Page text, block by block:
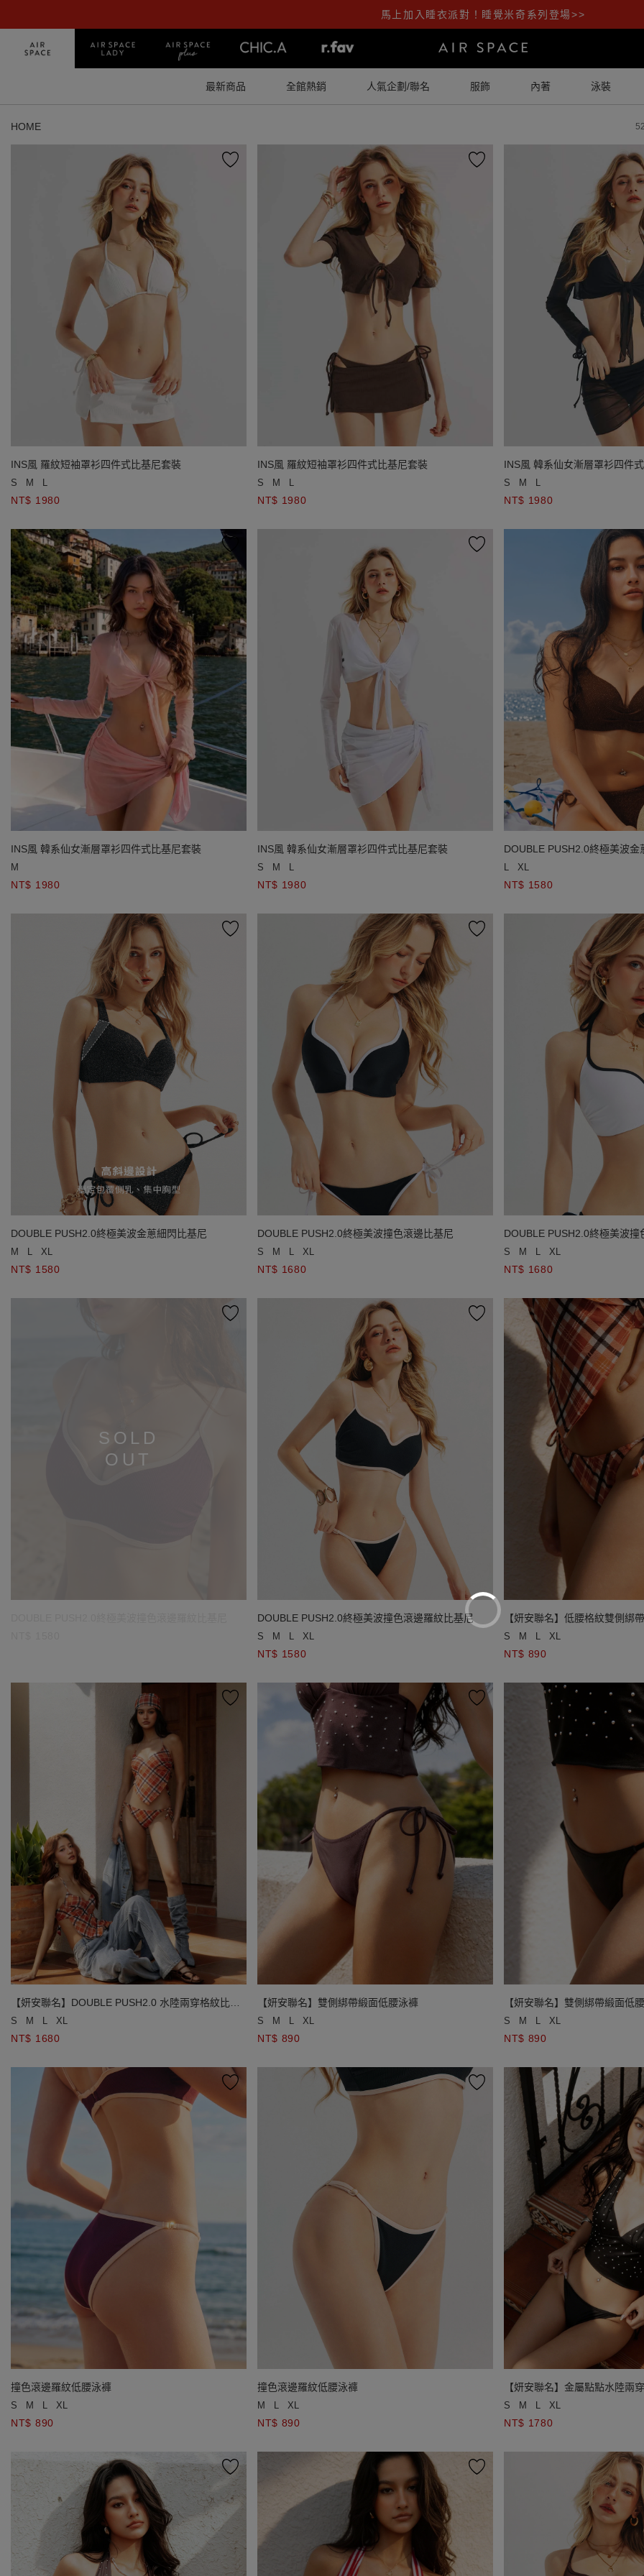
馬上加入睡衣派對！睡覺米奇系列登場>>
最新商品 全館熱銷 人氣企劃/聯名 服飾 內著 泳裝
HOME
INS風 羅紋短袖罩衫四件式比基尼套裝
S M
NT$ 1980
INS風 羅紋短袖罩衫四件式比基尼套裝
S M
NT$ 1980
INS風 韓系仙女漸層罩衫四件
S M
NT$ 1980
INS風 韓系仙女漸層罩衫四件式比基尼套裝
M
NT$ 1980
INS風 韓系仙女漸層罩衫四件式比基尼套裝
S M
NT$ 1980
DOUBLE PUSH2.0終極美波金
XL
NT$ 1580
DOUBLE PUSH2.0終極美波金蔥細閃比基尼
M XL
NT$ 1580
DOUBLE PUSH2.0終極美波撞色滾邊比基尼
S M XL
NT$ 1680
DOUBLE PUSH2.0終極美波撞
S M XL
NT$ 1680
SOLD
OUT
DOUBLE PUSH2.0終極美波撞色滾邊羅紋比基尼
S M XL
NT$ 1580
【妍安聯名】低腰格紋雙側綁
S M XL
NT$ 890
【妍安聯名】DOUBLE PUSH2.0 水陸兩穿格紋比基
尼
S M XL
NT$ 1680
【妍安聯名】雙側綁帶緞面低腰泳褲
S M XL
NT$ 890
【妍安聯名】雙側綁帶緞面低
S M XL
NT$ 890
撞色滾邊羅紋低腰泳褲
S M L XL
NT$ 890
撞色滾邊羅紋低腰泳褲
M L XL
NT$ 890
【妍安聯名】金屬點點水陸兩
S M L XL
NT$ 1780